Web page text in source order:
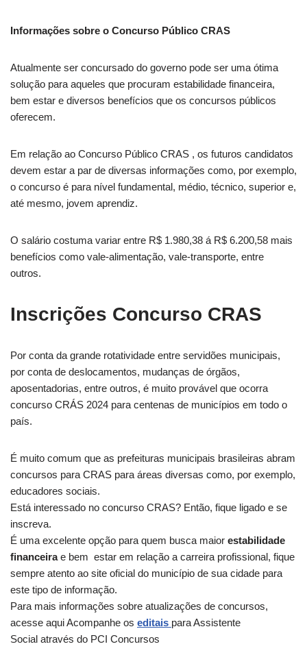
Informações sobre o Concurso Público CRAS
Atualmente ser concursado do governo pode ser uma ótima
solução para aqueles que procuram estabilidade financeira,
bem estar e diversos benefícios que os concursos públicos
oferecem.
Em relação ao Concurso Público CRAS , os futuros candidatos
devem estar a par de diversas informações como, por exemplo,
o concurso é para nível fundamental, médio, técnico, superior e,
até mesmo, jovem aprendiz.
O salário costuma variar entre R$ 1.980,38 á R$ 6.200,58 mais
benefícios como vale-alimentação, vale-transporte, entre
outros.
Inscrições Concurso CRAS
Por conta da grande rotatividade entre servidões municipais,
por conta de deslocamentos, mudanças de órgãos,
aposentadorias, entre outros, é muito provável que ocorra
concurso CRÁS 2024 para centenas de municípios em todo o
país.
É muito comum que as prefeituras municipais brasileiras abram
concursos para CRAS para áreas diversas como, por exemplo,
educadores sociais.
Está interessado no concurso CRAS? Então, fique ligado e se
inscreva.
É uma excelente opção para quem busca maior estabilidade
financeirae bem estar em relação a carreira profissional, fique
sempre atento ao site oficial do município de sua cidade para
este tipo de informação.
Para mais informações sobre atualizações de concursos,
acesse aqui Acompanhe os editais para Assistente
Social através do PCI Concursos